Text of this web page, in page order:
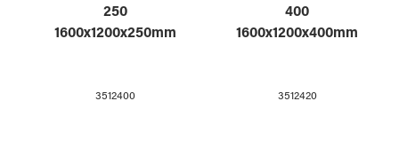
250
1600x1200x250mm
3512400
400
1600x1200x400mm
3512420